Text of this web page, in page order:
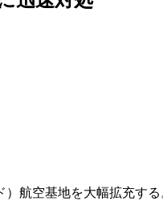
航空基地を大幅拡充す